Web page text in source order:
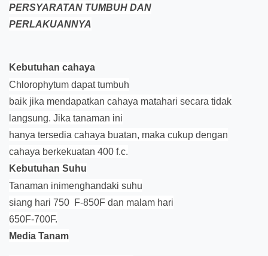
PERSYARATAN TUMBUH DAN
PERLAKUANNYA
Kebutuhan cahaya
Chlorophytum dapat tumbuh
baik jika mendapatkan cahaya matahari secara tidak
langsung. Jika tanaman ini
hanya tersedia cahaya buatan, maka cukup dengan
cahaya berkekuatan 400 f.c.
Kebutuhan Suhu
Tanaman inimenghandaki suhu
siang hari 750 F-850F dan malam hari
650F-700F.
Media Tanam